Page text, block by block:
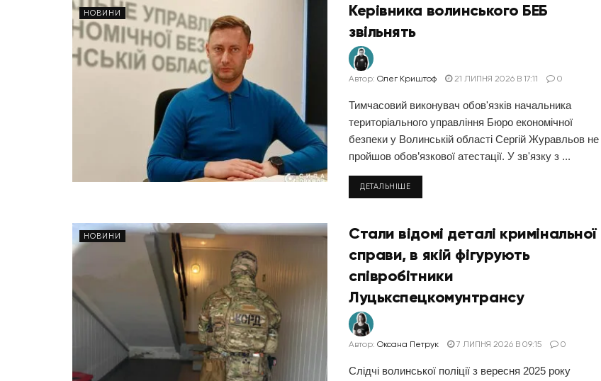
НОВИНИ
Керівника волинського БЕБ
звільнять
Автор: Олег Криштоф 21 ЛИПНЯ 2026 В 17:11 0
Тимчасовий виконувач обов'язків начальника
територіального управління Бюро економічної
безпеки у Волинській області Сергій Журавльов не
пройшов обов’язкової атестації. У зв'язку з ...
ДЕТАЛЬНІШЕ
НОВИНИ
Стали відомі деталі кримінальної
справи, в якій фігурують
співробітники
Луцькспецкомунтрансу
Автор: Оксана Петрук 7 ЛИПНЯ 2026 В 09:15 0
Слідчі волинської поліції з вересня 2025 року